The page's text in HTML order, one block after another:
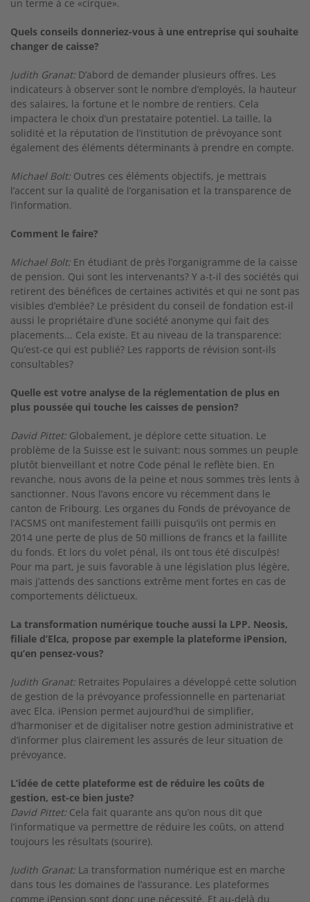
un terme à ce «cirque».
Quels conseils donneriez-vous à une entreprise qui souhaite
changer de caisse?
Judith Granat: D’abord de demander plusieurs offres. Les
indicateurs à observer sont le nombre d’employés, la hauteur
des salaires, la fortune et le nombre de rentiers. Cela
impactera le choix d’un prestataire potentiel. La taille, la
solidité et la réputation de l’institution de prévoyance sont
également des éléments déterminants à prendre en compte.
Michael Bolt: Outres ces éléments objectifs, je mettrais
l’accent sur la qualité de l’organisation et la transparence de
l’information.
Comment le faire?
Michael Bolt: En étudiant de près l’organi­gramme de la caisse
de pension. Qui sont les in­tervenants? Y a­-t-­il des sociétés qui
retirent des bénéfices de certaines activités et qui ne sont pas
visibles d’emblée? Le président du conseil de fon­dation est-­il
aussi le propriétaire d’une société anonyme qui fait des
placements... Cela existe. Et au niveau de la transparence:
Qu’est-­ce qui est publié? Les rapports de révision sont­-ils
consultables?
Quelle est votre analyse de la réglementation de plus en
plus poussée qui touche les caisses de pension?
David Pittet: Globalement, je déplore cette situa­tion. Le
problème de la Suisse est le suivant: nous sommes un peuple
plutôt bienveillant et notre Code pénal le reflète bien. En
revanche, nous avons de la peine et nous sommes très lents à
sanctionner. Nous l’avons encore vu récemment dans le
canton de Fribourg. Les organes du Fonds de prévoyance de
l’ACSMS ont manifestement failli puisqu’ils ont permis en
2014 une perte de plus de 50 millions de francs et la faillite
du fonds. Et lors du volet pénal, ils ont tous été disculpés!
Pour ma part, je suis favorable à une législation plus légère,
mais j’attends des sanctions extrême­ ment fortes en cas de
comportements délictueux.
La transformation numérique touche aussi la LPP. Neosis,
filiale d’Elca, propose par exemple la plateforme iPension,
qu’en pensez-vous?
Judith Granat: Retraites Populaires a développé cette solution
de gestion de la prévoyance professionnelle en partenariat
avec Elca. iPension permet au­jourd’hui de simplifier,
d’harmoniser et de digita­liser notre gestion administrative et
d’informer plus clairement les assurés de leur situation de
prévoyance.
L’idée de cette plateforme est de réduire les coûts de
gestion, est-ce bien juste?
David Pittet: Cela fait quarante ans qu’on nous dit que
l’informatique va permettre de réduire les coûts, on attend
toujours les résultats (sourire).
Judith Granat: La transformation numérique est en marche
dans tous les domaines de l’assurance. Les plateformes
comme iPension sont donc une nécessité. Et au­-delà du